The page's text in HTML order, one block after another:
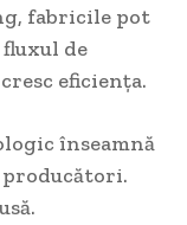
fabricile pot
de
eficiența.
înseamnă